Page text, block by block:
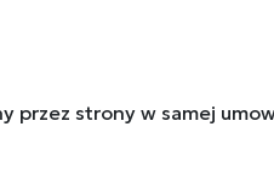
przez strony w samej